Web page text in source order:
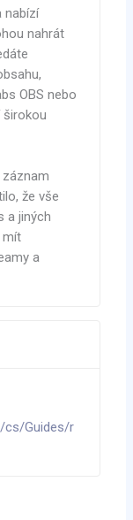
nabízí
nahrát
OBS nebo
širokou
že vše
a jiných
mít
a
cs/Guides/r